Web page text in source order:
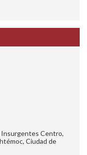
Insurgentes Centro,
Ciudad de